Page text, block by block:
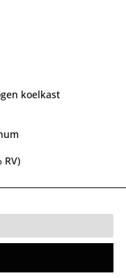
koelkast
RV)